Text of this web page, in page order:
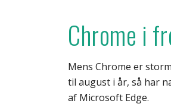
Chrome i
Mens Chrome er
til august i år, så har
af Microsoft Edge.